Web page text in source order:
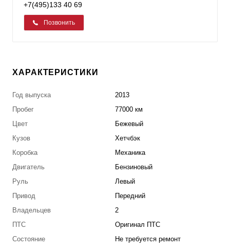
+7(495)133 40 69
Позвонить
ХАРАКТЕРИСТИКИ
Год выпуска
2013
Пробег
77000 км
Цвет
Бежевый
Кузов
Хетчбэк
Коробка
Механика
Двигатель
Бензиновый
Руль
Левый
Привод
Передний
Владельцев
2
ПТС
Оригинал ПТС
Состояние
Не требуется ремонт